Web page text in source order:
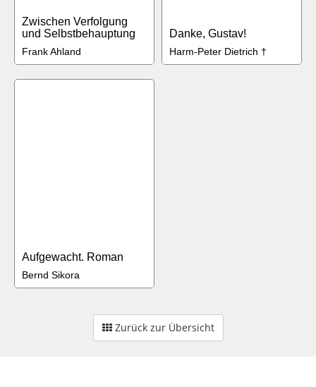
Zwischen Verfolgung
und Selbstbehauptung
Frank Ahland
Danke, Gustav!
Harm-Peter Dietrich †
Aufgewacht. Roman
Bernd Sikora
Zurück zur Übersicht